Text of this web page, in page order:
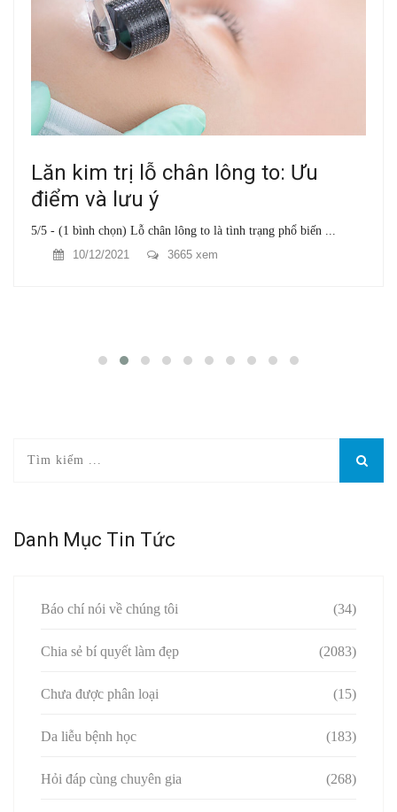
Lăn kim trị lỗ chân lông to: Ưu
điểm và lưu ý
5/5 - (1 bình chọn) Lỗ chân lông to là tình trạng phổ biến ...
10/12/2021
3665 xem
Danh Mục Tin Tức
Báo chí nói về chúng tôi (34)
Chia sẻ bí quyết làm đẹp (2083)
Chưa được phân loại (15)
Da liễu bệnh học (183)
Hỏi đáp cùng chuyên gia (268)